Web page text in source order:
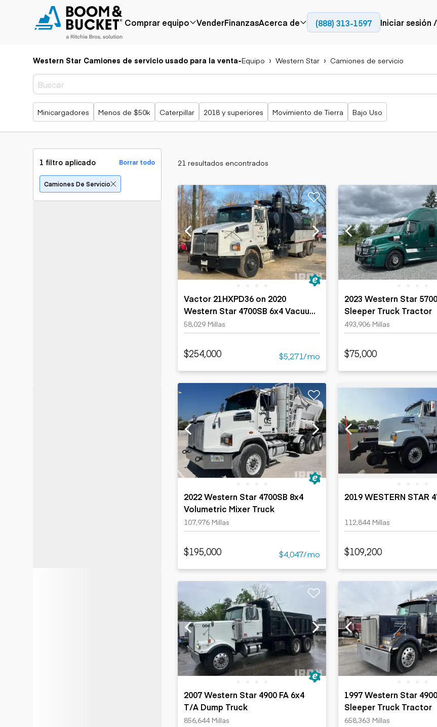
Comprar equipo
Popular
Agregado
recientemente
Menos de $50k
Próximamente
Aplicación
Agricultura
Áridos y cantera
Marca popular
Caterpillar
Chevrolet
Ford
Freightliner
Genie
GMC
International
John Deere
Peterbilt
Aérea
Grúas
Carretillas
elevadoras
Ascensores
tierra
Retroexcavadoras
Topadoras
Cargadoras
compactas sobre
orugas
Excavadoras
Motoniveladoras
Minicargadoras
Omitir cargadores
Raspadores
Cargadoras de
ruedas
Pavimentación
Adoquines
Recuperadores de
carreteras
energía
Generadores
Trailers
Remolques
volcados
Remolques de
plataforma
Remolques de
troncos
Camiones
volquetes
Camiones de
servicio
Camiones
especiales
Camiones con
remolque
VenderFinanzasAcerca de
(888) 313-1597 Iniciar sesión
Western Star Camiones de servicio usado para la venta-Equipo Western Star Camiones de servicio
Búsquedas populares
Minicargadores Menos de $50k Caterpillar 2018 y superiores Movimiento de Tierra Bajo Uso
1 filtro aplicado Borrar todo
Camiones De Servicio
21 resultados encontrados
Vactor 21HXPD36 on 2020
Western Star 4700SB 6x4 Vacuum
Excavator Truck
58,029 Millas
$254,000 $5,271/mo
2023 Western Star
Sleeper Truck Tractor
493,906 Millas
$75,000
2022 Western Star 4700SB 8x4
Volumetric Mixer Truck
107,976 Millas
$195,000 $4,047/mo
2019 WESTERN STAR
112,844 Millas
$109,200
2007 Western Star 4900 FA 6x4
T/A Dump Truck
856,644 Millas
1997 Western Star
Sleeper Truck Tractor
658,363 Millas